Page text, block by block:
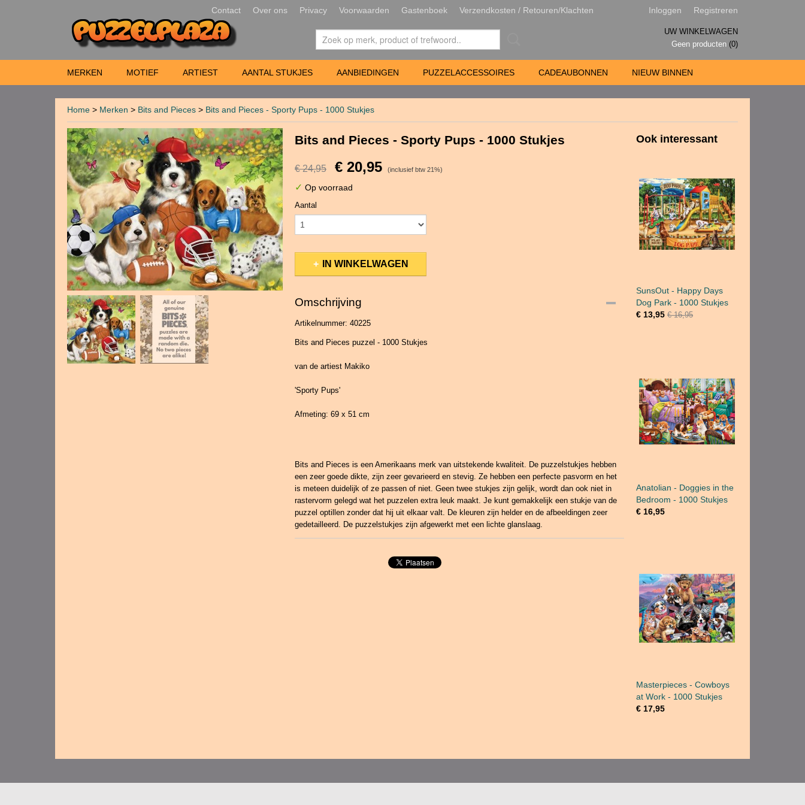
Contact Over ons Privacy Voorwaarden Gastenboek Verzendkosten / Retouren/Klachten Inloggen Registreren
UW WINKELWAGEN
Geen producten (0)
MERKEN MOTIEF ARTIEST AANTAL STUKJES AANBIEDINGEN PUZZELACCESSOIRES CADEAUBONNEN NIEUW BINNEN
Home > Merken > Bits and Pieces > Bits and Pieces - Sporty Pups - 1000 Stukjes
Bits and Pieces - Sporty Pups - 1000 Stukjes
€ 24,95 € 20,95 (inclusief btw 21%)
✓ Op voorraad
Aantal
IN WINKELWAGEN
Omschrijving
Artikelnummer: 40225
Bits and Pieces puzzel - 1000 Stukjes
van de artiest Makiko
'Sporty Pups'
Afmeting: 69 x 51 cm
Bits and Pieces is een Amerikaans merk van uitstekende kwaliteit. De puzzelstukjes hebben
een zeer goede dikte, zijn zeer gevarieerd en stevig. Ze hebben een perfecte pasvorm en het
is meteen duidelijk of ze passen of niet. Geen twee stukjes zijn gelijk, wordt dan ook niet in
rastervorm gelegd wat het puzzelen extra leuk maakt. Je kunt gemakkelijk een stukje van de
puzzel optillen zonder dat hij uit elkaar valt. De kleuren zijn helder en de afbeeldingen zeer
gedetailleerd. De puzzelstukjes zijn afgewerkt met een lichte glanslaag.
Ook interessant
SunsOut - Happy Days
Dog Park - 1000 Stukjes
€ 13,95 € 16,95
Anatolian - Doggies in the
Bedroom - 1000 Stukjes
€ 16,95
Masterpieces - Cowboys
at Work - 1000 Stukjes
€ 17,95